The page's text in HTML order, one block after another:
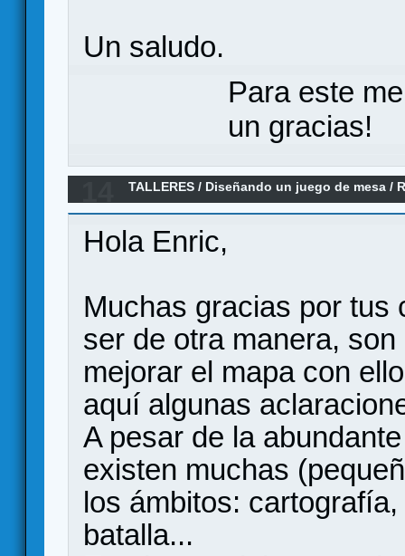
Un saludo.
Para este
un gracias!
TALLERES / Diseñando un juego de mesa /
Hola Enric,
Muchas gracias por tus
ser de otra manera,
mejorar el mapa con
aquí algunas
A pesar de la
existen muchas
los ámbitos:
batalla...